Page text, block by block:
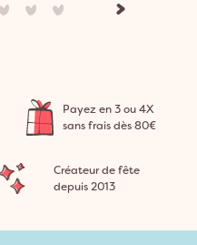
Payez en 3 ou 4X
sans frais dès 80€
Créateur de fête
depuis 2013